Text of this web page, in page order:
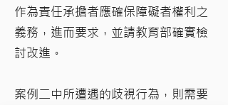
作為責任承擔者應確保障礙者權利之
義務，進而要求，並請教育部確實檢
討改進。
案例二中所遭遇的歧視行為，則需要